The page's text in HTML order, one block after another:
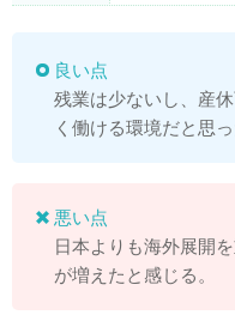
良い点
残業は少ないし、産
く働ける環境だと思っ
悪い点
日本よりも海外展開
が増えたと感じる。